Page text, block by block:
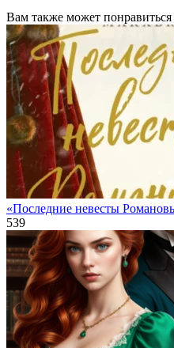
Вам также может понравиться
«Последние невесты
539